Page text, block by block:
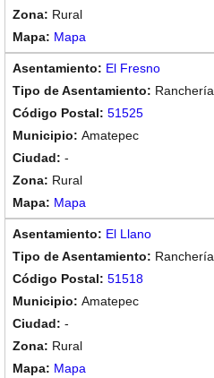
Rural
Mapa
El Fresno
Ranchería
51525
Amatepec
-
Rural
Mapa
El Llano
Ranchería
51518
Amatepec
-
Rural
Mapa